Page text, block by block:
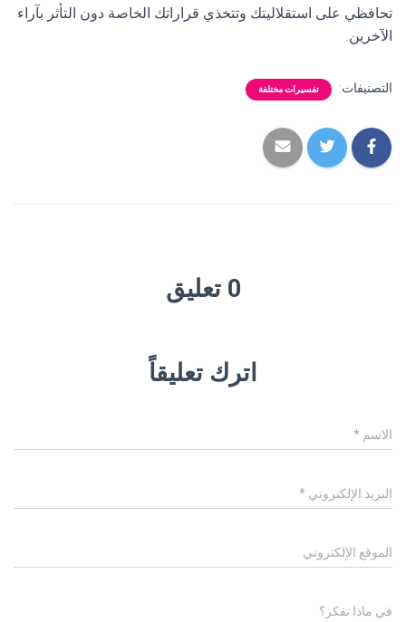
تحافظي على استقلاليتك وتتخذي قراراتك الخاصة دون التأثر بآراء
الآخرين.
التصنيفات: تفسيرات مختلفة
0 تعليق
اترك تعليقاً
الاسم *
البريد الإلكتروني *
الموقع الإلكتروني
في ماذا تفكر؟